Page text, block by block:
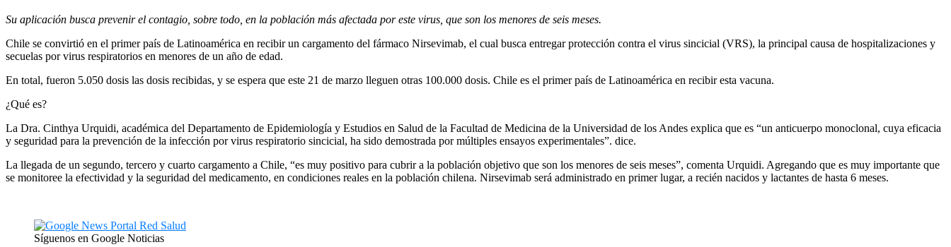
Su aplicación busca prevenir el contagio, sobre todo, en la población más afectada por este virus, que son los menores de seis meses.
Chile se convirtió en el primer país de Latinoamérica en recibir un cargamento del fármaco Nirsevimab, el cual busca entregar protección contra el virus sincicial (VRS), la principal causa de hospitalizaciones y
secuelas por virus respiratorios en menores de un año de edad.
En total, fueron 5.050 dosis las dosis recibidas, y se espera que este 21 de marzo lleguen otras 100.000 dosis. Chile es el primer país de Latinoamérica en recibir esta vacuna.
¿Qué es?
La Dra. Cinthya Urquidi, académica del Departamento de Epidemiología y Estudios en Salud de la Facultad de Medicina de la Universidad de los Andes explica que es “un anticuerpo monoclonal, cuya eficacia
y seguridad para la prevención de la infección por virus respiratorio sincicial, ha sido demostrada por múltiples ensayos experimentales”. dice.
La llegada de un segundo, tercero y cuarto cargamento a Chile, “es muy positivo para cubrir a la población objetivo que son los menores de seis meses”, comenta Urquidi. Agregando que es muy importante que
se monitoree la efectividad y la seguridad del medicamento, en condiciones reales en la población chilena. Nirsevimab será administrado en primer lugar, a recién nacidos y lactantes de hasta 6 meses.
Síguenos en Google Noticias